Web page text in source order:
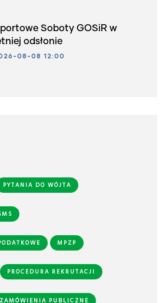
Soboty GOSiR w
odsłonie
08-08 12:00
PYTANIA DO WÓJTA
MPZP
PROCEDURA REKRUTACJI
ZAMÓWIENIA PUBLICZNE